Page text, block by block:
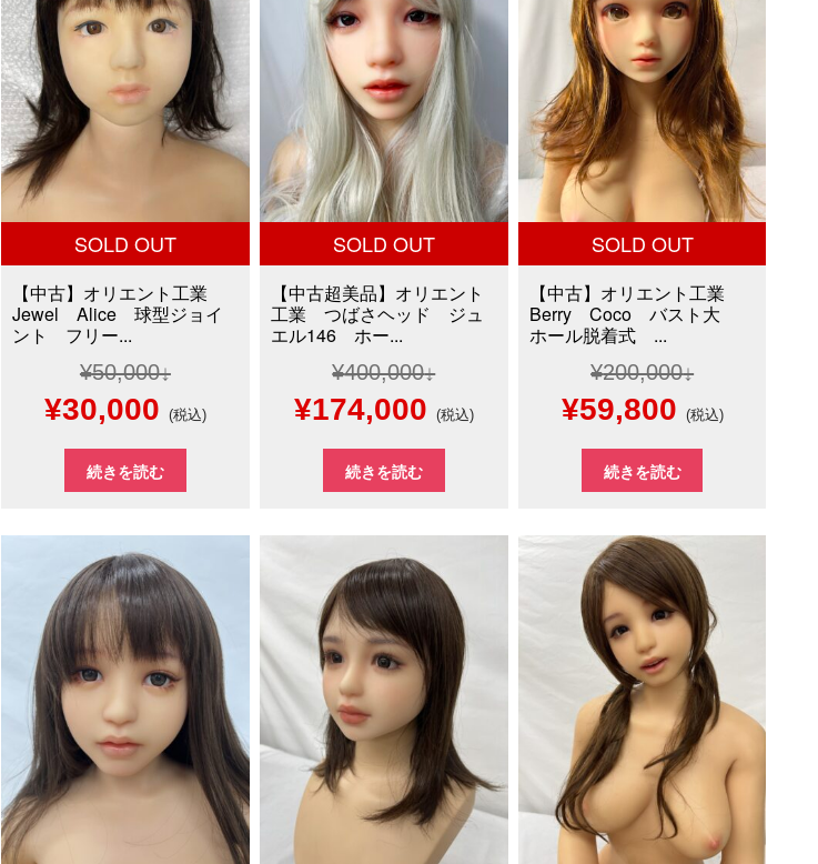
SOLD OUT
【中古】オリエント工業
Jewel Alice 球型ジョイ
ント フリー...
¥50,000
元
の
価
格
は
¥50,000
で
し
た。
¥30,000現
在
の
価
格
は
¥30,000
で
す。
(税込)
続きを読む
SOLD OUT
【中古超美品】オリエント
工業 つばさヘッド ジュ
エル146 ホー...
¥400,000
元
の
価
格
¥400,000
で
し
た。
¥174,000現
在
の
価
格
は
¥174,000
で
す。
(税込)
続きを読む
SOLD OUT
【中古】オリエント工業
Berry Coco バスト大
ホール脱着式 ...
¥200,000
元
の
価
格
は
¥200,000
し
た。
¥59,800現
在
の
価
格
は
¥59,800
で
す。
(税込)
続きを読む